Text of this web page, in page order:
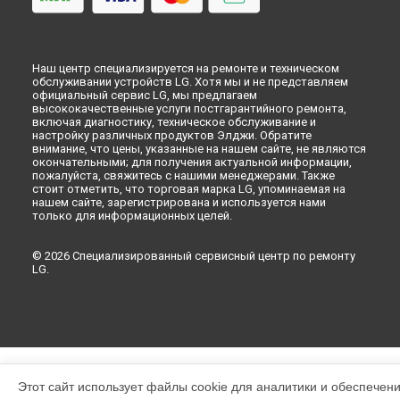
Наш центр специализируется на ремонте и техническом
обслуживании устройств LG. Хотя мы и не представляем
официальный сервис LG, мы предлагаем
высококачественные услуги постгарантийного ремонта,
включая диагностику, техническое обслуживание и
настройку различных продуктов Элджи. Обратите
внимание, что цены, указанные на нашем сайте, не являются
окончательными; для получения актуальной информации,
пожалуйста, свяжитесь с нашими менеджерами. Также
стоит отметить, что торговая марка LG, упоминаемая на
нашем сайте, зарегистрирована и используется нами
только для информационных целей.
© 2026 Специализированный сервисный центр по ремонту
LG.
Этот сайт использует файлы cookie для аналитики и